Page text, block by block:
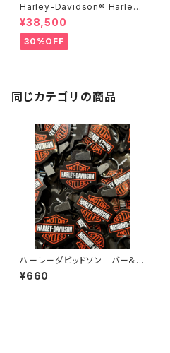
Harley-Davidson® Harley-
Davidson® バー & シールド
インスタント アウトドア キャノピ
ー テント
¥38,500
30%OFF
同じカテゴリの商品
ハーレーダビッドソン バー＆シ
ールド ラバーキーホルダー
¥660